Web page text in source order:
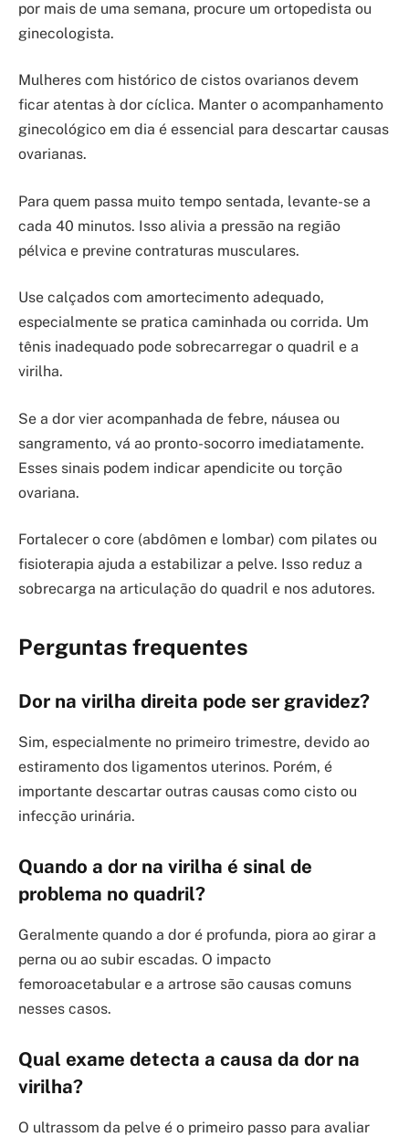
por mais de uma semana, procure um ortopedista ou
ginecologista.
Mulheres com histórico de cistos ovarianos devem
ficar atentas à dor cíclica. Manter o acompanhamento
ginecológico em dia é essencial para descartar causas
ovarianas.
Para quem passa muito tempo sentada, levante-se a
cada 40 minutos. Isso alivia a pressão na região
pélvica e previne contraturas musculares.
Use calçados com amortecimento adequado,
especialmente se pratica caminhada ou corrida. Um
tênis inadequado pode sobrecarregar o quadril e a
virilha.
Se a dor vier acompanhada de febre, náusea ou
sangramento, vá ao pronto-socorro imediatamente.
Esses sinais podem indicar apendicite ou torção
ovariana.
Fortalecer o core (abdômen e lombar) com pilates ou
fisioterapia ajuda a estabilizar a pelve. Isso reduz a
sobrecarga na articulação do quadril e nos adutores.
Perguntas frequentes
Dor na virilha direita pode ser gravidez?
Sim, especialmente no primeiro trimestre, devido ao
estiramento dos ligamentos uterinos. Porém, é
importante descartar outras causas como cisto ou
infecção urinária.
Quando a dor na virilha é sinal de
problema no quadril?
Geralmente quando a dor é profunda, piora ao girar a
perna ou ao subir escadas. O impacto
femoroacetabular e a artrose são causas comuns
nesses casos.
Qual exame detecta a causa da dor na
virilha?
O ultrassom da pelve é o primeiro passo para avaliar